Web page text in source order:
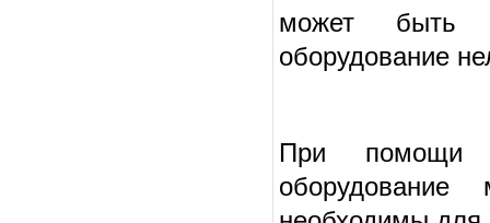
может быть
оборудование
При помощи